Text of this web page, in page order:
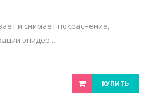
и снимает покраснение,
эпидер...
КУПИТЬ